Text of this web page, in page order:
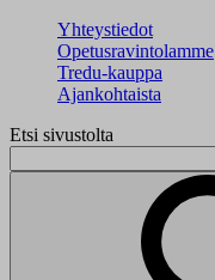
Yhteystiedot
Opetusravintolamme
Tredu-kauppa
Ajankohtaista
Etsi sivustolta